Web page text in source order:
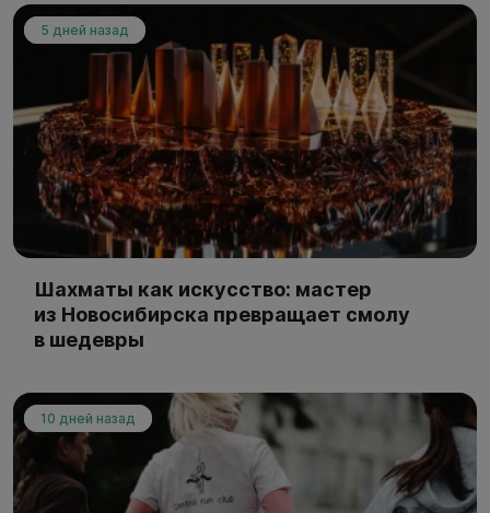
5 дней назад
Шахматы как искусство: мастер
из Новосибирска превращает смолу
в шедевры
10 дней назад